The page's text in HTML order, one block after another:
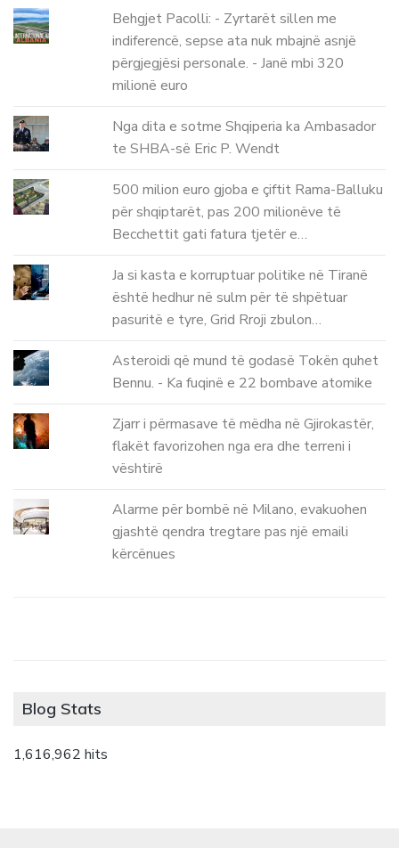
Behgjet Pacolli: - Zyrtarët sillen me
indiferencë, sepse ata nuk mbajnë asnjë
përgjegjësi personale. - Janë mbi 320
milionë euro
Nga dita e sotme Shqiperia ka Ambasador
te SHBA-së Eric P. Wendt
500 milion euro gjoba e çiftit Rama-Balluku
për shqiptarët, pas 200 milionëve të
Becchettit gati fatura tjetër e…
Ja si kasta e korruptuar politike në Tiranë
është hedhur në sulm për të shpëtuar
pasuritë e tyre, Grid Rroji zbulon…
Asteroidi që mund të godasë Tokën quhet
Bennu. - Ka fuqinë e 22 bombave atomike
Zjarr i përmasave të mëdha në Gjirokastër,
flakët favorizohen nga era dhe terreni i
vështirë
Alarme për bombë në Milano, evakuohen
gjashtë qendra tregtare pas një emaili
kërcënues
Blog Stats
1,616,962 hits